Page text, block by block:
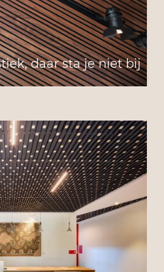
daar sta je niet bij